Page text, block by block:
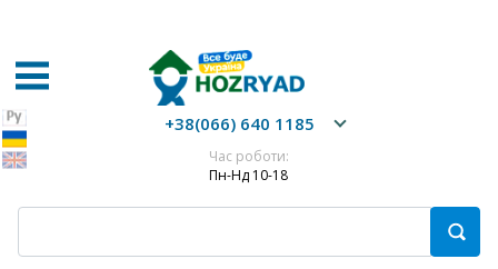
+38(066) 640 1185
Час роботи:
Пн-Нд 10-18